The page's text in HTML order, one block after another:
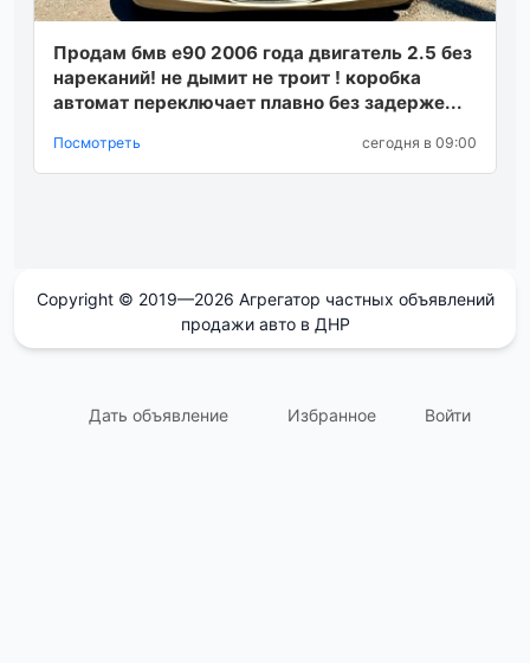
Продам бмв е90 2006 года двигатель 2.5 без
нареканий! не дымит не троит ! коробка
автомат переключает плавно без задерже...
Посмотреть сегодня в 09:00
Copyright © 2019—2026 Агрегатор частных объявлений
продажи авто в ДНР
Дать объявление Избранное Войти